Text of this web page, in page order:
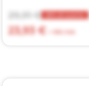
29,91 €
23,93 €